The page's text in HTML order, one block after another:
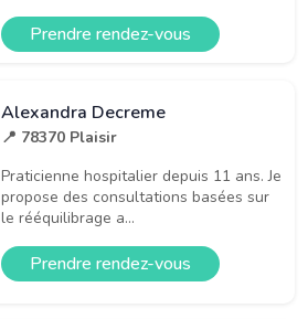
Prendre rendez-vous
Alexandra Decreme
📍 78370 Plaisir
Praticienne hospitalier depuis 11 ans. Je
propose des consultations basées sur
le rééquilibrage a...
Prendre rendez-vous